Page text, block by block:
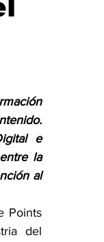
e
la
al
Points
del